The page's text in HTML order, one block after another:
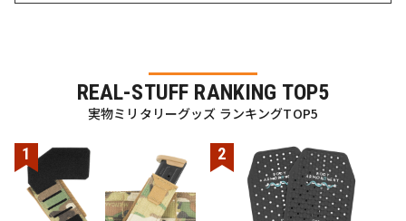
REAL-STUFF RANKING TOP5
実物ミリタリーグッズ ランキングTOP5